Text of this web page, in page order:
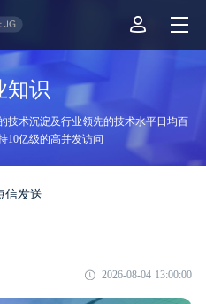
知识
技术沉淀及行业领先的技术水平日均百
10亿级的高并发访问
信发送
2026-08-04 13:00:00